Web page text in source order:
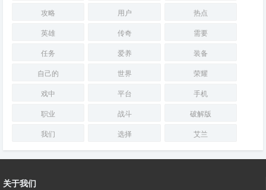
攻略
用户
热点
英雄
传奇
需要
任务
爱养
装备
自己的
世界
荣耀
戏中
平台
手机
职业
战斗
破解版
我们
选择 艾兰
关于我们